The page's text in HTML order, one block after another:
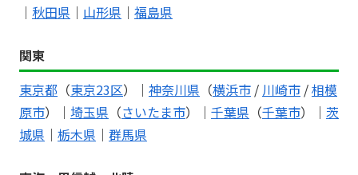
｜ 秋田県 ｜ 山形県 ｜ 福島県
関東
東京都 （東京23区）｜ 神奈川県 （横浜市 / 川崎市 /相模
原市）｜ 埼玉県 （さいたま市）｜ 千葉県 （千葉市）｜ 茨
城県 ｜ 栃木県 ｜ 群馬県